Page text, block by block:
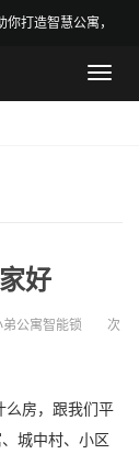
打造智慧公寓，
导
好
弟公寓智能锁
次
房，跟我们平
城中村、小区